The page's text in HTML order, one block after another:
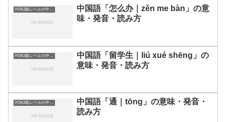
中国語「怎么办｜zěn me bàn」の意
味・発音・読み方
HSK2級レベルの中国語
中国語「留学生｜liú xué shēng」の
意味・発音・読み方
HSK2級レベルの中国語
中国語「通｜tōng」の意味・発音・
読み方